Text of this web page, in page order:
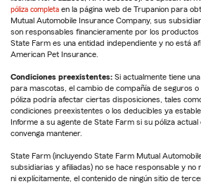
póliza completa en la página web de Trupanion para
Mutual Automobile Insurance Company, sus
son responsables financieramente por los productos
State Farm es una entidad independiente y no está
American Pet Insurance.
Condiciones preexistentes: Si actualmente tiene
para mascotas, el cambio de compañía de seguros
póliza podría afectar ciertas disposiciones, tales
condiciones preexistentes o los deducibles ya
Informe a su agente de State Farm si su póliza
convenga mantener.
State Farm (incluyendo State Farm Mutual
subsidiarias y afiliadas) no se hace responsable y no
ni explícitamente, el contenido de ningún sitio de